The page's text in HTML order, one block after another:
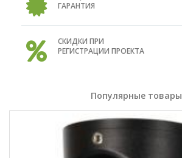
ГАРАНТИЯ
СКИДКИ ПРИ
РЕГИСТРАЦИИ ПРОЕКТА
Популярные товары